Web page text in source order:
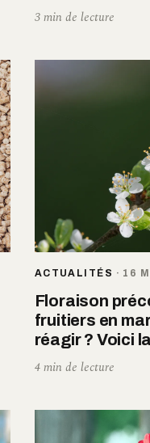
3 min de lecture
ACTUALITÉS · 16
Floraison
fruitiers en
réagir ? Voici
4 min de lecture